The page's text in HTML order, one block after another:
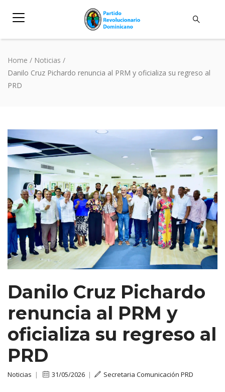
Home / Noticias /
Danilo Cruz Pichardo renuncia al PRM y oficializa su regreso al
PRD
Danilo Cruz Pichardo
renuncia al PRM y
oficializa su regreso al
PRD
Noticias | 31/05/2026 | Secretaria Comunicación PRD